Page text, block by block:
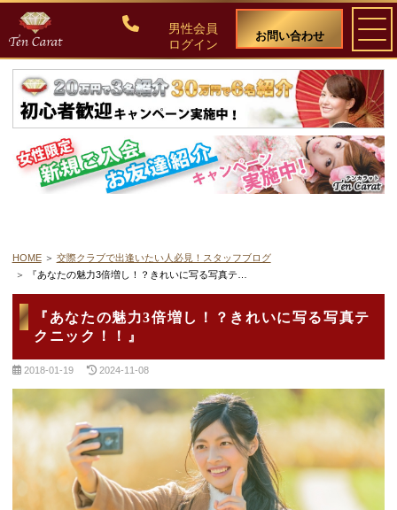
男性会員
ログイン
お問い合わせ
ご入会について
料金・入会案内
会員比率『１：１０』にこだわる理由
50代・60代のための後悔しない選び方
女性会員の紹介
男性会員様の声
デートまでの流れ
アフィリエイトをご検討の皆様へ。
HOME
交際クラブで出逢いたい人必見！スタッフブログ
『あなたの魅力3倍増し！？きれいに写る写真テ…
『あなたの魅力3倍増し！？きれいに写る写真テ
クニック！！』
2018-01-19 2024-11-08